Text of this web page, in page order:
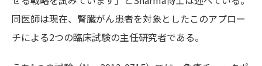
同医師は現在、腎臓がん患者を対象としたこのアプロー
チによる2つの臨床試験の主任研究者である。